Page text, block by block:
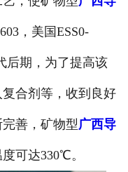
，美国ESS0-
后期，为了提高该
合剂等，收到良好
善，矿物型广西导
可达330℃。